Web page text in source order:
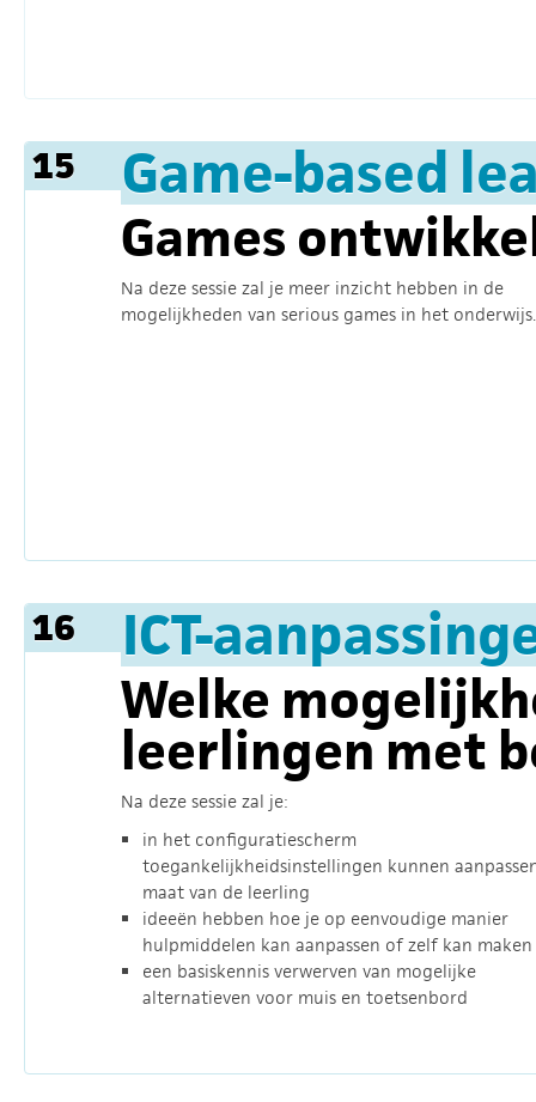
15 Game-based
Games
Na deze sessie zal je meer inzicht hebben in de
mogelijkheden van serious games in het onderwijs.
16 ICT-
Welke
leerlingen met
Na deze sessie zal je:
in het configuratiescherm
toegankelijkheidsinstellingen kunnen
maat van de leerling
ideeën hebben hoe je op eenvoudige manier
hulpmiddelen kan aanpassen of zelf kan maken
een basiskennis verwerven van mogelijke
alternatieven voor muis en toetsenbord